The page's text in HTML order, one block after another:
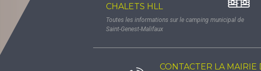
CHALETS HLL
Toutes les informations sur le camping municipal de
Saint-Genest-Malifaux
CONTACTER LA MAIRIE